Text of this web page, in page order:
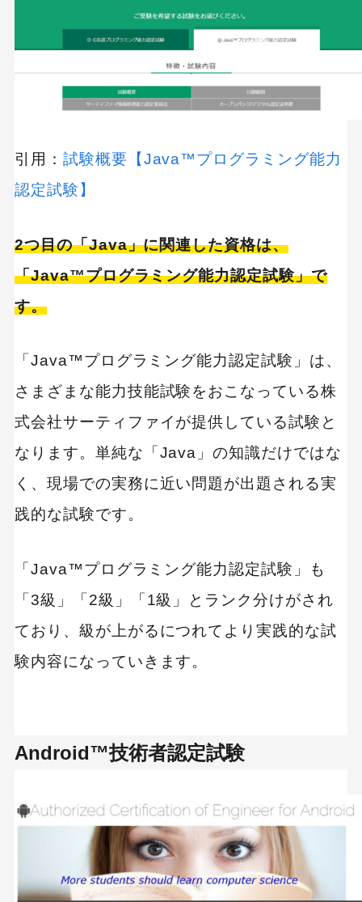
引用： 試験概要【Java™プログラミング能力
認定試験】
2つ目の「Java」に関連した資格は、
「Java™プログラミング能力認定試験」で
す。
「Java™プログラミング能力認定試験」は、
さまざまな能力技能試験をおこなっている株
式会社サーティファイが提供している試験と
なります。単純な「Java」の知識だけではな
く、現場での実務に近い問題が出題される実
践的な試験です。
「Java™プログラミング能力認定試験」も
「3級」「2級」「1級」とランク分けがされ
ており、級が上がるにつれてより実践的な試
験内容になっていきます。
Android™技術者認定試験